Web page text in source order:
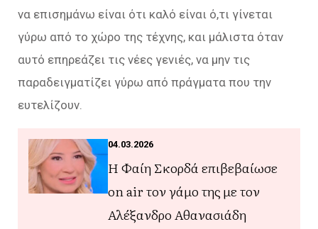
να επισημάνω είναι ότι καλό είναι ό,τι γίνεται
γύρω από το χώρο της τέχνης, και μάλιστα όταν
αυτό επηρεάζει τις νέες γενιές, να μην τις
παραδειγματίζει γύρω από πράγματα που την
ευτελίζουν.
04.03.2026
Η Φαίη Σκορδά επιβεβαίωσε
on air τον γάμο της με τον
Αλέξανδρο Αθανασιάδη